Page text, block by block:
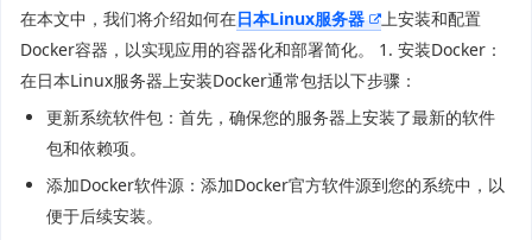
在本文中，我们将介绍如何在日本Linux服务器
上安装和配置
Docker容器，以实现应用的容器化和部署简化。 1. 安装Docker：
在日本Linux服务器上安装Docker通常包括以下步骤：
更新系统软件包：首先，确保您的服务器上安装了最新的软件
包和依赖项。
添加Docker软件源：添加Docker官方软件源到您的系统中，以
便于后续安装。